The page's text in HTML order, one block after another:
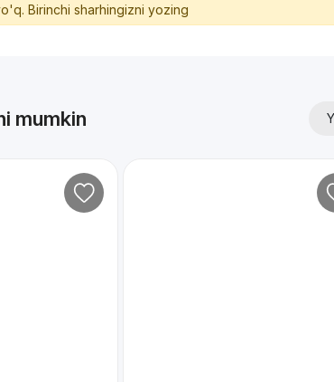
Birinchi sharhingizni yozing
mumkin